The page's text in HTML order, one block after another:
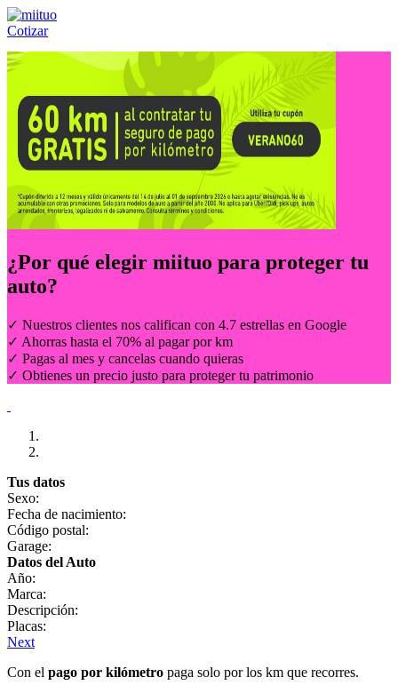
Cotizar
Llámanos al:(55) 84-21-05-00 ó
¿Por qué elegir miituo para proteger tu
auto?
✓ Nuestros clientes nos califican con 4.7 estrellas en Google
✓ Ahorras hasta el 70% al pagar por km
✓ Pagas al mes y cancelas cuando quieras
✓ Obtienes un precio justo para proteger tu patrimonio
Tus datos
Sexo:
Fecha de nacimiento:
Código postal:
Garage:
Datos del Auto
Año:
Marca:
Descripción:
Placas:
Next
Con el pago por kilómetro paga solo por los km que recorres.